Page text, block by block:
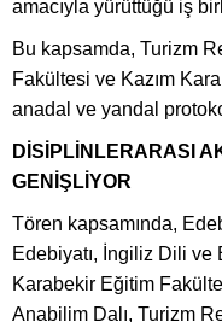
amacıyla yürüttüğü iş
Bu kapsamda, Turizm
Fakültesi ve Kazım
anadal ve yandal
DİSİPLİNLERARASI
GENİŞLİYOR
Tören kapsamında,
Edebiyatı, İngiliz Dili ve
Karabekir Eğitim
Anabilim Dalı, Turizm